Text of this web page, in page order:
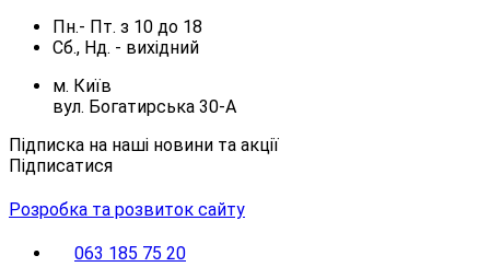
Пн.- Пт. з 10 до 18
Сб., Нд. - вихідний
м. Київ
вул. Богатирська 30-А
Підписка на наші новини та акції
Підписатися
Розробка та розвиток сайту
063 185 75 20